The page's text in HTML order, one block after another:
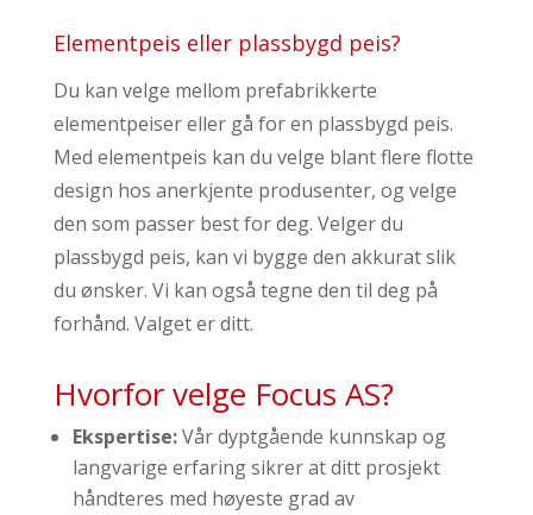
Elementpeis eller plassbygd peis?
Du kan velge mellom prefabrikkerte
elementpeiser eller gå for en plassbygd peis.
Med elementpeis kan du velge blant flere flotte
design hos anerkjente produsenter, og velge
den som passer best for deg. Velger du
plassbygd peis, kan vi bygge den akkurat slik
du ønsker. Vi kan også tegne den til deg på
forhånd. Valget er ditt.
Hvorfor velge Focus AS?
Ekspertise:Vår dyptgående kunnskap og
langvarige erfaring sikrer at ditt prosjekt
håndteres med høyeste grad av